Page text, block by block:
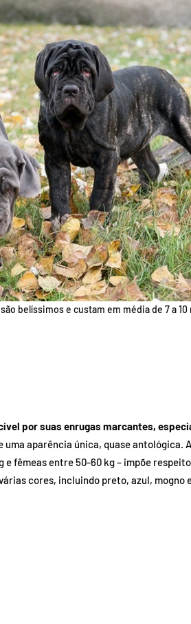
belíssimos e custam em média de 7 a 10
por suas enrugas marcantes,
uma aparência única, quase antológica.
e fêmeas entre 50-60 kg – impõe
cores, incluindo preto, azul, mogno